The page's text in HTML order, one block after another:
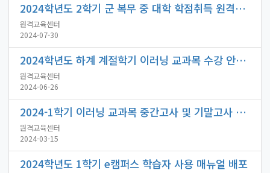
2024학년도 2학기 군 복무 중 대학 학점취득 원격강좌 수강 안내
원격교육센터
2024-07-30
2024학년도 하계 계절학기 이러닝 교과목 수강 안내(시험일정 포함)
원격교육센터
2024-06-26
2024-1학기 이러닝 교과목 중간고사 및 기말고사 일정 안내
원격교육센터
2024-03-15
2024학년도 1학기 e캠퍼스 학습자 사용 매뉴얼 배포